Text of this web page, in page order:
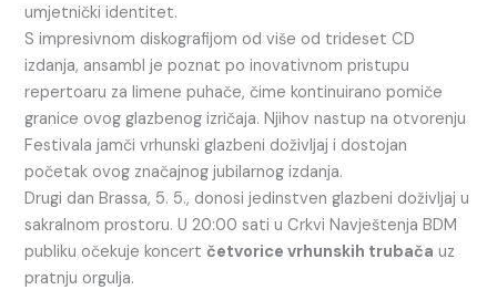
umjetnički identitet.
S impresivnom diskografijom od više od trideset CD
izdanja, ansambl je poznat po inovativnom pristupu
repertoaru za limene puhače, čime kontinuirano pomiče
granice ovog glazbenog izričaja. Njihov nastup na otvorenju
Festivala jamči vrhunski glazbeni doživljaj i dostojan
početak ovog značajnog jubilarnog izdanja.
Drugi dan Brassa, 5. 5., donosi jedinstven glazbeni doživljaj u
sakralnom prostoru. U 20:00 sati u Crkvi Navještenja BDM
publiku očekuje koncertčetvorice vrhunskih trubača uz
pratnju orgulja.